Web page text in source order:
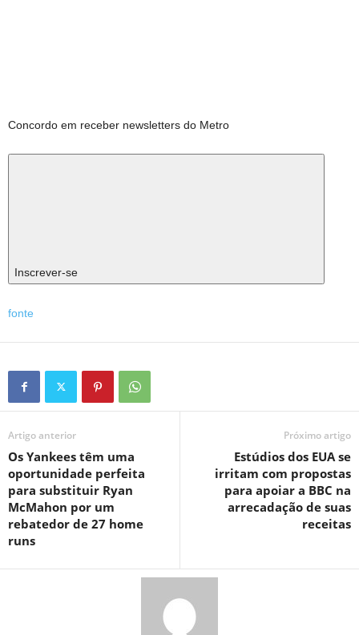
Concordo em receber newsletters do Metro
Inscrever-se
fonte
Artigo anterior
Os Yankees têm uma
oportunidade perfeita
para substituir Ryan
McMahon por um
rebatedor de 27 home
runs
Próximo artigo
Estúdios dos EUA se
irritam com propostas
para apoiar a BBC na
arrecadação de suas
receitas